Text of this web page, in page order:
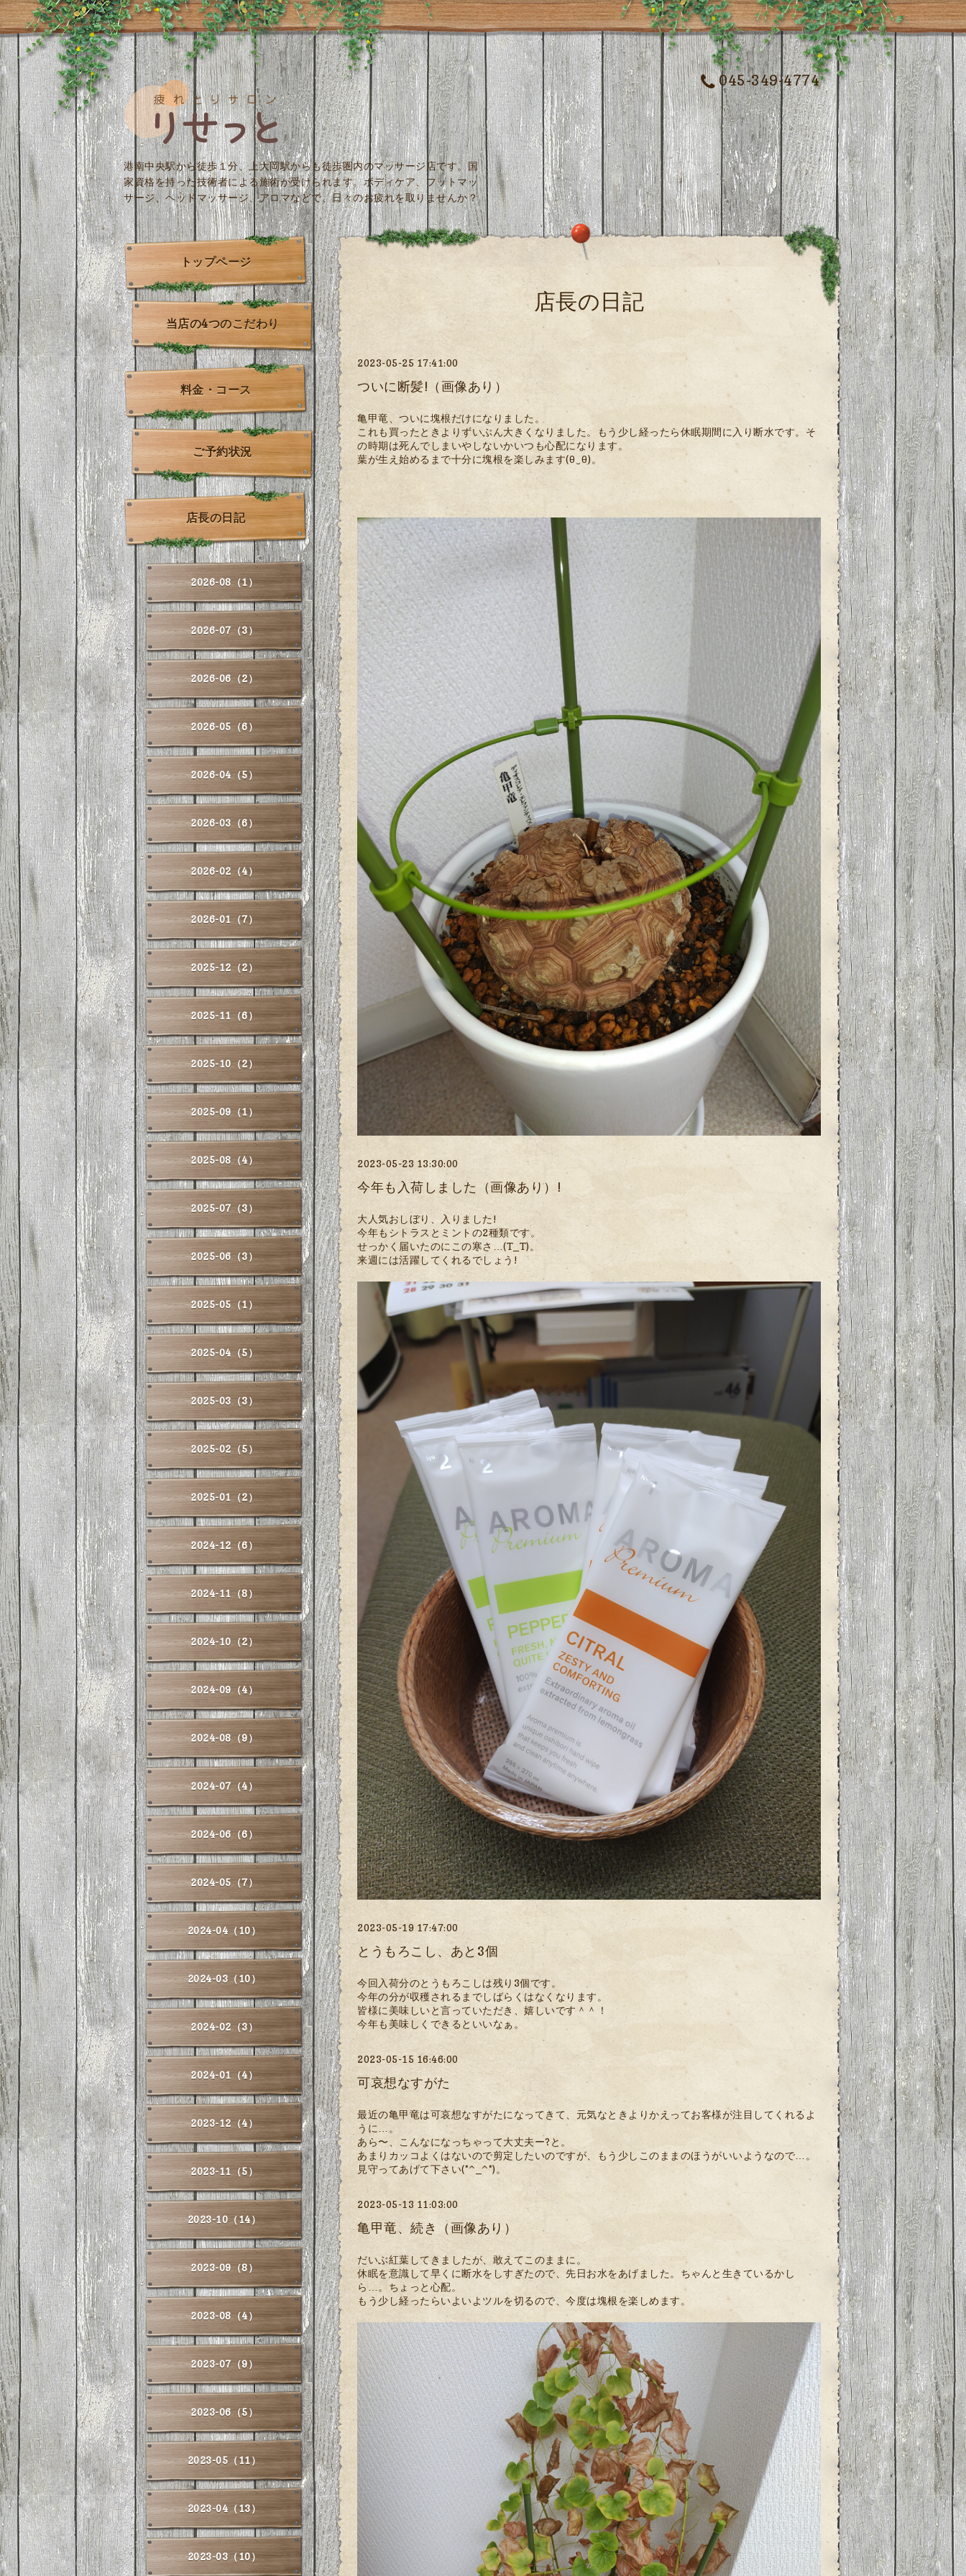
045-349-4774
港南中央駅から徒歩１分、上大岡駅からも徒歩圏内のマッサージ店です。国
家資格を持った技術者による施術が受けられます。ボディケア、フットマッ
サージ、ヘッドマッサージ、アロマなどで、日々のお疲れを取りませんか？
店長の日記
2023-05-25 17:41:00
ついに断髪!（画像あり）
亀甲竜、ついに塊根だけになりました。
これも買ったときよりずいぶん大きくなりました。もう少し経ったら休眠期間に入り断水です。そ
の時期は死んでしまいやしないかいつも心配になります。
葉が生え始めるまで十分に塊根を楽しみます(⁠θ⁠‿⁠θ⁠)。
2023-05-23 13:30:00
今年も入荷しました（画像あり）!
大人気おしぼり、入りました!
今年もシトラスとミントの2種類です。
せっかく届いたのにこの寒さ…(T_T)。
来週には活躍してくれるでしょう!
2023-05-19 17:47:00
とうもろこし、あと3個
今回入荷分のとうもろこしは残り3個です。
今年の分が収穫されるまでしばらくはなくなります。
皆様に美味しいと言っていただき、嬉しいです＾＾！
今年も美味しくできるといいなぁ。
2023-05-15 16:46:00
可哀想なすがた
最近の亀甲竜は可哀想なすがたになってきて、元気なときよりかえってお客様が注目してくれるよ
うに…。
あら〜、こんなになっちゃって大丈夫ー?と。
あまりカッコよくはないので剪定したいのですが、もう少しこのままのほうがいいようなので…。
見守ってあげて下さい(*^_^*)。
2023-05-13 11:03:00
亀甲竜、続き（画像あり）
だいぶ紅葉してきましたが、敢えてこのままに。
休眠を意識して早くに断水をしすぎたので、先日お水をあげました。ちゃんと生きているかし
ら…。ちょっと心配。
もう少し経ったらいよいよツルを切るので、今度は塊根を楽しめます。
トップページ
当店の4つのこだわり
料金・コース
ご予約状況
店長の日記
2026-08（1）
2026-07（3）
2026-06（2）
2026-05（6）
2026-04（5）
2026-03（6）
2026-02（4）
2026-01（7）
2025-12（2）
2025-11（6）
2025-10（2）
2025-09（1）
2025-08（4）
2025-07（3）
2025-06（3）
2025-05（1）
2025-04（5）
2025-03（3）
2025-02（5）
2025-01（2）
2024-12（6）
2024-11（8）
2024-10（2）
2024-09（4）
2024-08（9）
2024-07（4）
2024-06（6）
2024-05（7）
2024-04（10）
2024-03（10）
2024-02（3）
2024-01（4）
2023-12（4）
2023-11（5）
2023-10（14）
2023-09（8）
2023-08（4）
2023-07（9）
2023-06（5）
2023-05（11）
2023-04（13）
2023-03（10）